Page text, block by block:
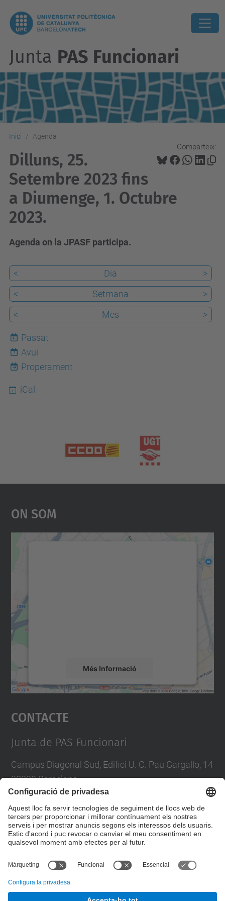
Junta PAS Funcionari
Inici Agenda
Comparteix:
Dilluns, 25.
Setembre 2023 fins
a Diumenge, 1. Octubre
2023.
Agenda on la JPASF participa.
< Dia
>
<
Setmana
>
<
Mes >
Passat
7
Avui
Properament
iCal
On Som
Més Informació
Accepta
powered by
Contacte
Junta de PAS Funcionari
Campus Diagonal Sud, Edifici U. C. Pau Gargallo, 14
08028 Barcelona
E-mail :junta.pasf@upc.edu
Formulari de contacte